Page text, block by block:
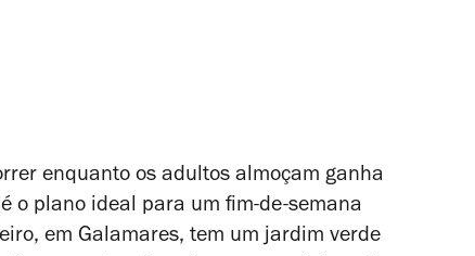
enquanto os adultos almoçam ganha
o plano ideal para um fim-de-semana
em Galamares, tem um jardim verde